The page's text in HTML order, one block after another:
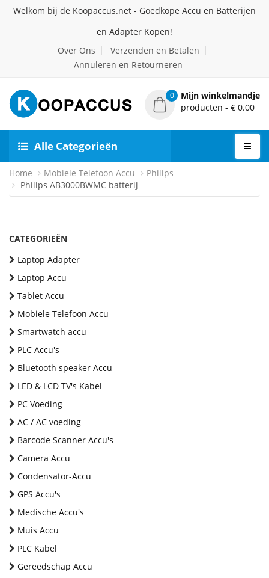
Welkom bij de Koopaccus.net - Goedkope Accu en Batterijen
en Adapter Kopen!
Over Ons
Verzenden en Betalen
Annuleren en Retourneren
0
Mijn winkelmandje
producten - € 0.00
Alle Categorieën
Home Mobiele Telefoon Accu
Philips
Philips AB3000BWMC batterij
CATEGORIEËN
Laptop Adapter
Laptop Accu
Tablet Accu
Mobiele Telefoon Accu
Smartwatch accu
PLC Accu's
Bluetooth speaker Accu
LED & LCD TV's Kabel
PC Voeding
AC / AC voeding
Barcode Scanner Accu's
Camera Accu
Condensator-Accu
GPS Accu's
Medische Accu's
Muis Accu
PLC Kabel
Gereedschap Accu